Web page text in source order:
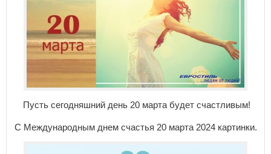
Пусть сегодняшний день 20 марта будет счастливым!
С Международным днем счастья 20 марта 2024 картинки.